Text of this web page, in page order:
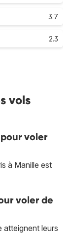
3.7
2.3
vols
voler
à Manille est
voler de
atteignent leurs